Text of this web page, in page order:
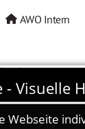
AWO Intern